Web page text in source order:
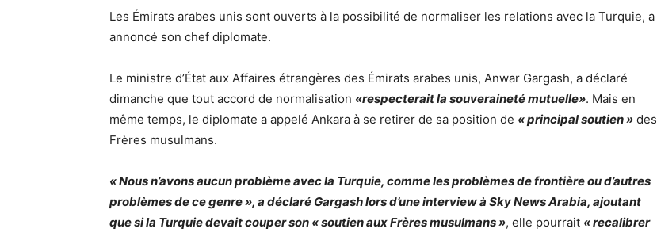
Les Émirats arabes unis sont ouverts à la possibilité de normaliser les relations avec la Turquie, a
annoncé son chef diplomate.
Le ministre d’État aux Affaires étrangères des Émirats arabes unis, Anwar Gargash, a déclaré
dimanche que tout accord de normalisation «respecterait la souveraineté mutuelle». Mais en
même temps, le diplomate a appelé Ankara à se retirer de sa position de « principal soutien » des
Frères musulmans.
« Nous n’avons aucun problème avec la Turquie, comme les problèmes de frontière ou d’autres
problèmes de ce genre », a déclaré Gargash lors d’une interview à Sky News Arabia, ajoutant
que si la Turquie devait couper son « soutien aux Frères musulmans », elle pourrait « recalibrer